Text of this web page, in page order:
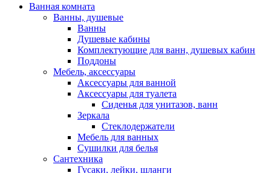
Ванная комната
Ванны, душевые
Ванны
Душевые кабины
Комплектующие для ванн, душевых кабин
Поддоны
Мебель, аксессуары
Аксессуары для ванной
Аксессуары для туалета
Сиденья для унитазов, ванн
Зеркала
Стеклодержатели
Мебель для ванных
Сушилки для белья
Сантехника
Гусаки, лейки, шланги